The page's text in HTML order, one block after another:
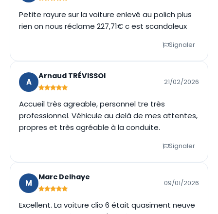
Petite rayure sur la voiture enlevé au polich plus
rien on nous réclame 227,71€ c est scandaleux
Signaler
A
Arnaud TRÉVISSOI
21/02/2026
Accueil très agreable, personnel tre très
professionnel. Véhicule au delà de mes attentes,
propres et très agréable à la conduite.
Signaler
M
Marc Delhaye
09/01/2026
Excellent. La voiture clio 6 était quasiment neuve